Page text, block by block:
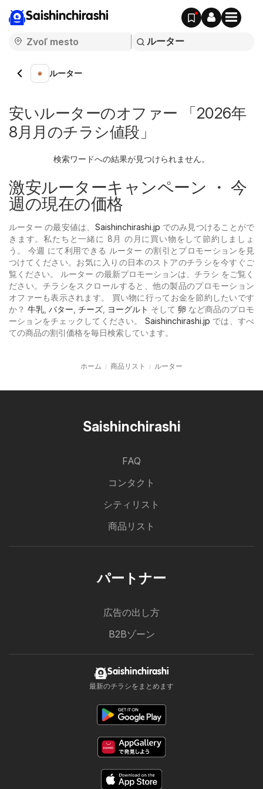
Saishinchirashi
ルーター
安いルーターのオファー 「2026年
8月月のチラシ値段」
検索ワードへの結果が見つけられません。
激安ルーターキャンペーン ・ 今
週の現在の価格
ルーター の最安値は、 Saishinchirashi.jp でのみ見つけることがで
きます。私たちと一緒に 8月 の月に買い物をして節約しましょ
う。 今週 にて利用できる ルーター の割引とプロモーションを見
つけてください。お気に入りの日本のストアのチラシを今すぐご
覧ください。 ルーター の最新プロモーションは、チラシ をご覧く
ださい。チラシをスクロールすると、他の製品のプロモーション
オファーも表示されます。 買い物に行ってお金を節約したいです
か？ 牛乳 バター チーズ ヨーグルト そして 卵 など商品のプロモ
ーションをチェックしてください。 Saishinchirashi.jp では、すべ
ての商品の割引価格を毎日検索しています。
ホーム 商品リスト ルーター
Saishinchirashi
FAQ
コンタクト
シティリスト
商品リスト
パートナー
広告の出し方
B2Bゾーン
Saishinchirashi
最新のチラシをまとめます